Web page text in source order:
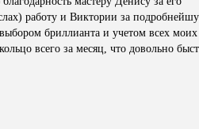
работу и Виктории за
бриллианта и учетом всех моих
всего за месяц, что довольно